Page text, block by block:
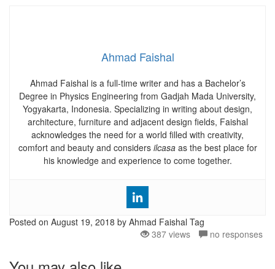
Ahmad Faishal
Ahmad Faishal is a full-time writer and has a Bachelor’s
Degree in Physics Engineering from Gadjah Mada University,
Yogyakarta, Indonesia. Specializing in writing about design,
architecture, furniture and adjacent design fields, Faishal
acknowledges the need for a world filled with creativity,
comfort and beauty and considers ilcasaas the best place for
his knowledge and experience to come together.
Posted on August 19, 2018 by Ahmad Faishal Tag
387 views
no responses